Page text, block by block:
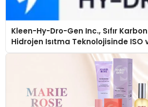
Kleen-Hy-Dro-Gen Inc., Sıfır
Hidrojen Isıtma Teknolojisinde ISO
Düzenleyici Onaylarını Aldı